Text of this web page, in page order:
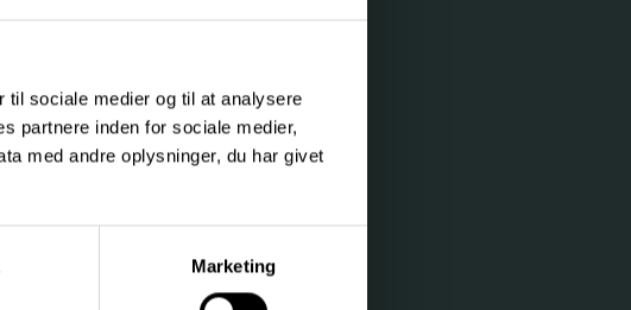
til sociale medier og til at analysere
partnere inden for sociale medier,
med andre oplysninger, du har givet
Marketing